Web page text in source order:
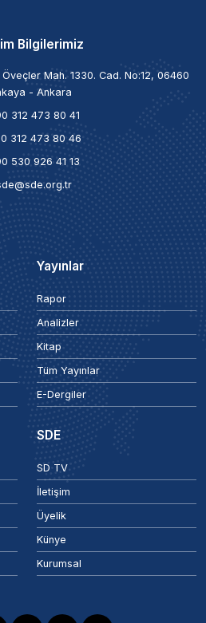
Bilgilerimiz
Öveçler Mah. 1330. Cad. No:12, 06460
- Ankara
312 473 80 41
312 473 80 46
530 926 41 13
Yayınlar
Rapor
Analizler
Kitap
Tüm Yayınlar
E-Dergiler
SDE
SD TV
İletişim
Üyelik
Künye
Kurumsal